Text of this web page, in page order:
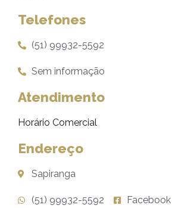
Telefones
(51) 99932-5592
Sem informação
Atendimento
Horário Comercial
Endereço
Sapiranga
(51) 99932-5592 Facebook